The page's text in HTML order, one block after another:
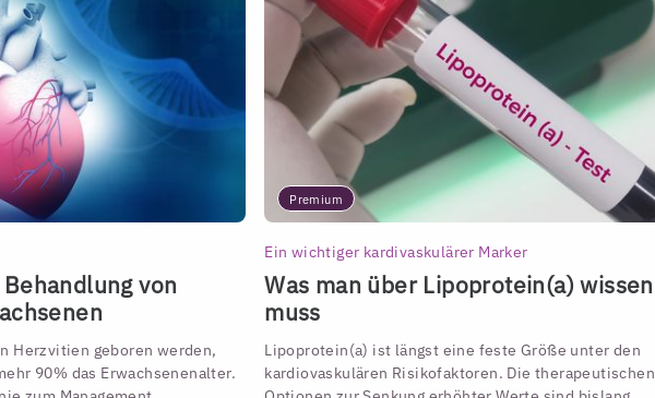
von
Herzvitien geboren werden,
90% das Erwachsenenalter.
Premium
Ein wichtiger kardivaskulärer Marker
Was man über Lipoprotein(a) wissen
muss
Lipoprotein(a) ist längst eine feste Größe unter den
kardiovaskulären Risikofaktoren. Die therapeutischen